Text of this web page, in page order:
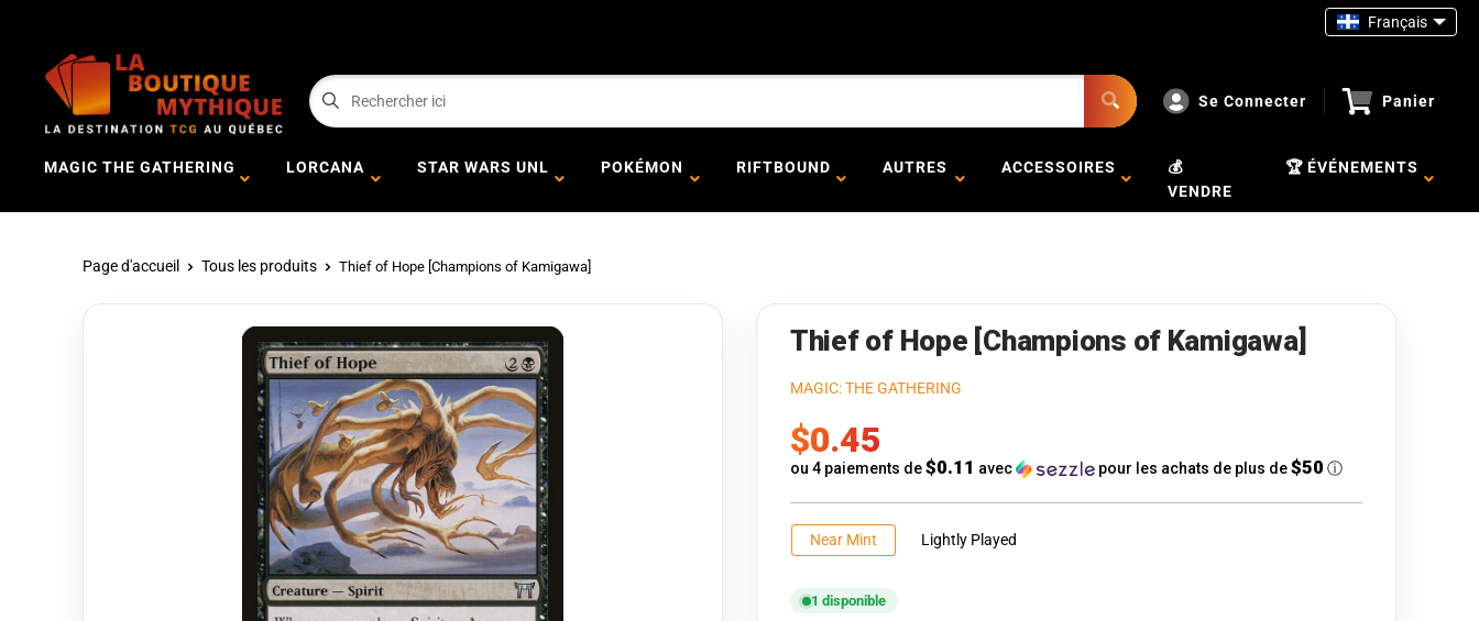
Français
Se Connecter Panier
MAGIC THE GATHERING LORCANA STAR WARS UNL POKÉMON RIFTBOUND AUTRES ACCESSOIRES
💰
VENDRE
🏆 ÉVÉNEMENTS
Page d'accueil Tous les produits Thief of Hope [Champions of Kamigawa]
Thief of Hope [Champions of Kamigawa]
MAGIC: THE GATHERING
Prix
de
vente
$0.45
ou 4 paiements de$0.11 avec pour les achats de plus de$50 ⓘ
Near Mint Lightly Played
1 disponible